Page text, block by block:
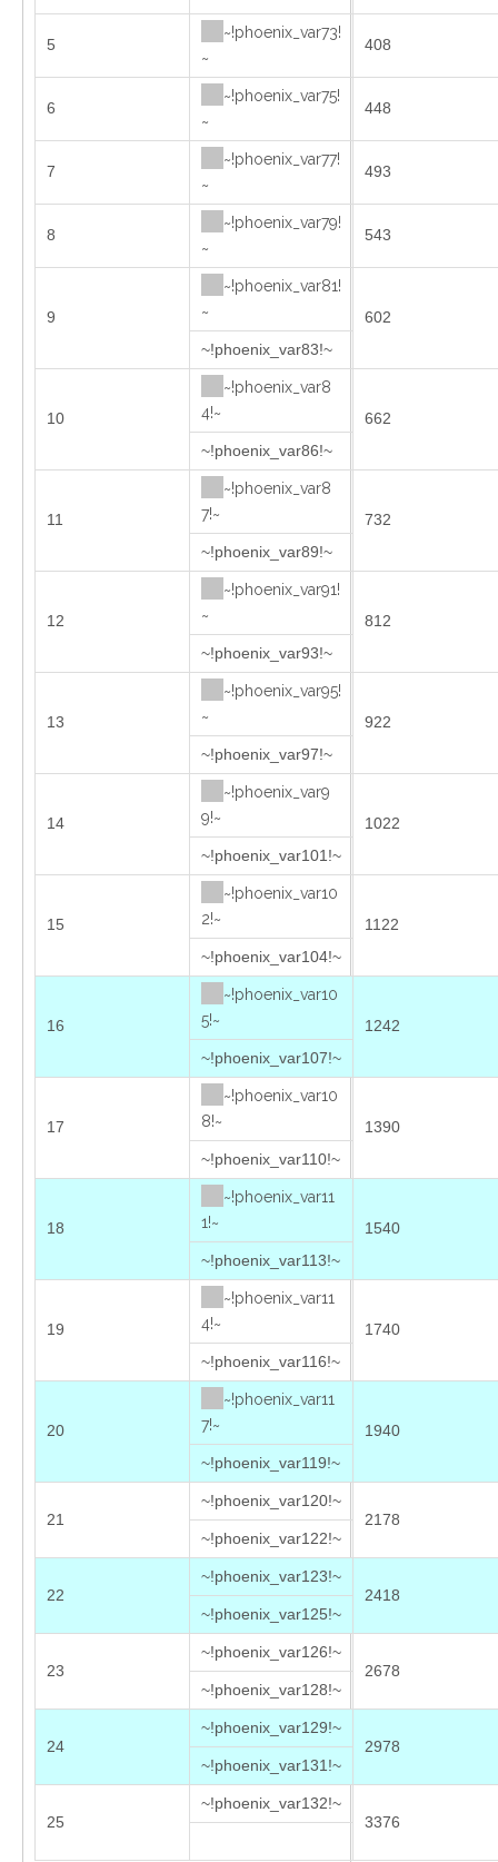
5
~!phoenix_var73!
~
408
6
~!phoenix_var75!
~
448
7
~!phoenix_var77!
~
493
8
~!phoenix_var79!
~
543
9
~!phoenix_var81!
~
602
~!phoenix_var83!~
10
~!phoenix_var8
4!~
662
~!phoenix_var86!~
11
~!phoenix_var8
7!~
732
~!phoenix_var89!~
12
~!phoenix_var91!
~
812
~!phoenix_var93!~
13
~!phoenix_var95!
~
922
~!phoenix_var97!~
14
~!phoenix_var9
9!~
1022
~!phoenix_var101!~
15
~!phoenix_var10
2!~
1122
~!phoenix_var104!~
16
~!phoenix_var10
5!~
1242
~!phoenix_var107!~
17
~!phoenix_var10
8!~
1390
~!phoenix_var110!~
18
~!phoenix_var11
1!~
1540
~!phoenix_var113!~
19
~!phoenix_var11
4!~
1740
~!phoenix_var116!~
20
~!phoenix_var11
7!~
1940
~!phoenix_var119!~
21
~!phoenix_var120!~
2178
~!phoenix_var122!~
22
~!phoenix_var123!~
2418
~!phoenix_var125!~
23
~!phoenix_var126!~
2678
~!phoenix_var128!~
24
~!phoenix_var129!~
2978
~!phoenix_var131!~
25
~!phoenix_var132!~
3376